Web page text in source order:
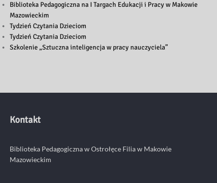
Biblioteka Pedagogiczna na I Targach Edukacji i Pracy w Makowie
Mazowieckim
Tydzień Czytania Dzieciom
Tydzień Czytania Dzieciom
Szkolenie „Sztuczna inteligencja w pracy nauczyciela”
Kontakt
Biblioteka Pedagogiczna w Ostrołęce Filia w Makowie
Mazowieckim